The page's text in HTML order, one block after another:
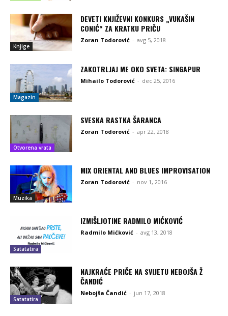
Knjige
DEVETI KNJIŽEVNI KONKURS „VUKAŠIN
CONIĆ“ ZA KRATKU PRIČU
Zoran Todorović - avg 5, 2018
Magazin
ZAKOTRLJAJ ME OKO SVETA: SINGAPUR
Mihailo Todorović - dec 25, 2016
Otvorena vrata
SVESKA RASTKA ŠARANCA
Zoran Todorović - apr 22, 2018
Muzika
MIX ORIENTAL AND BLUES IMPROVISATION
Zoran Todorović - nov 1, 2016
Satatatira
IZMIŠLJOTINE RADMILO MIĆKOVIĆ
Radmilo Mićković - avg 13, 2018
Satatatira
NAJKRAĆE PRIČE NA SVIJETU NEBOJŠA Ž
ČANDIĆ
Nebojša Čandić - jun 17, 2018